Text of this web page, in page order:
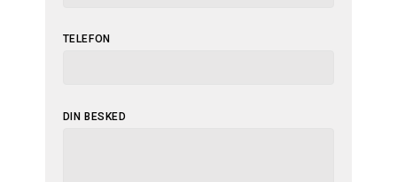
TELEFON
DIN BESKED